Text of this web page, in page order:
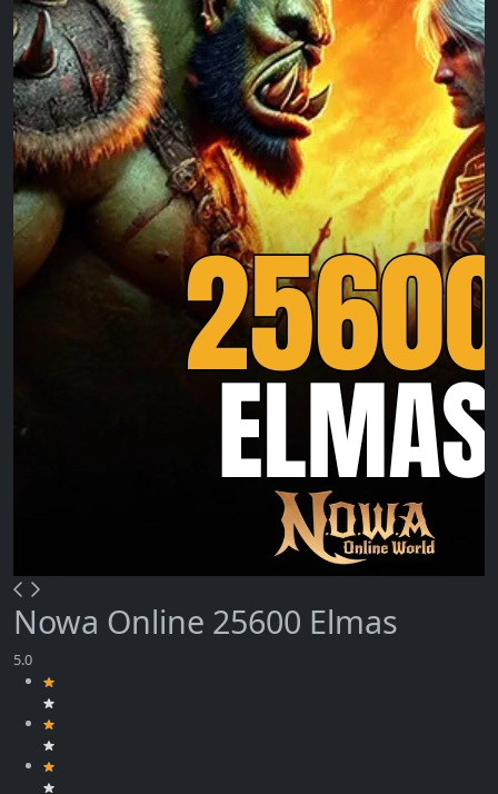
Nowa Online 25600 Elmas